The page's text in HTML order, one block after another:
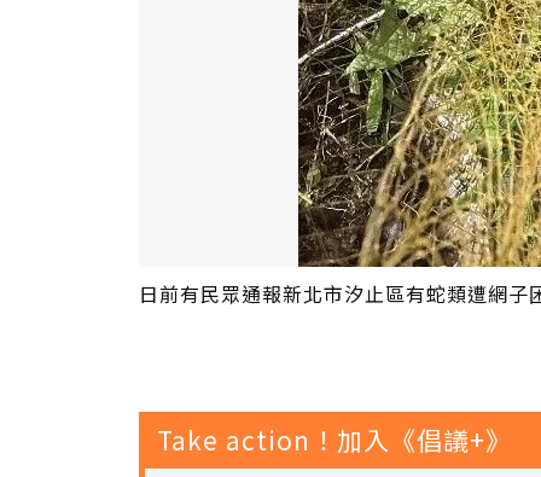
日前有民眾通報新北市汐止區有蛇類遭網
Take action！加入《倡議+》